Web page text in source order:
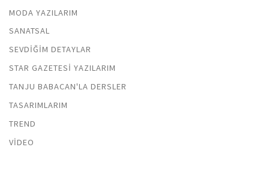
MODA YAZILARIM
SANATSAL
SEVDIĞIM DETAYLAR
STAR GAZETESI YAZILARIM
TANJU BABACAN'LA DERSLER
TASARIMLARIM
TREND
VIDEO